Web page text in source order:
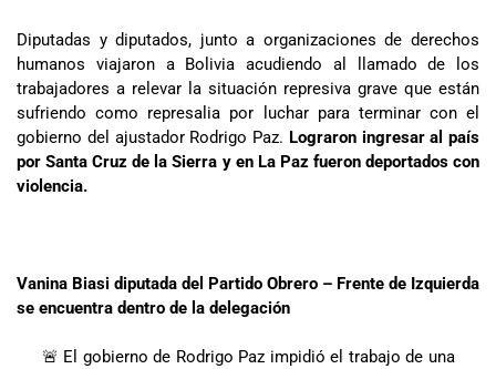
Diputadas y diputados, junto a organizaciones de derechos
humanos viajaron a Bolivia acudiendo al llamado de los
trabajadores a relevar la situación represiva grave que están
sufriendo como represalia por luchar para terminar con el
gobierno del ajustador Rodrigo Paz. Lograron ingresar al país
por Santa Cruz de la Sierra y en La Paz fueron deportados con
violencia.
Vanina Biasi diputada del Partido Obrero – Frente de Izquierda
se encuentra dentro de la delegación
🚨 El gobierno de Rodrigo Paz impidió el trabajo de una